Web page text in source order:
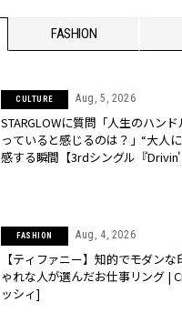
FASHION
CULTURE Aug, 5, 2026
STARGLOWに質問「人生のハン
っていると感じるのは？」“大️人
感する瞬間【3rdシングル『
FASHION Aug, 4, 2026
【ティファニー】知的でモダン
ゃれな人が選んだお仕事リング |
ッシィ]